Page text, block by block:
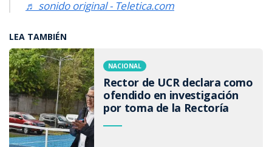
♬ sonido original - Teletica.com
LEA TAMBIÉN
NACIONAL
Rector de UCR declara como
ofendido en investigación
por toma de la Rectoría